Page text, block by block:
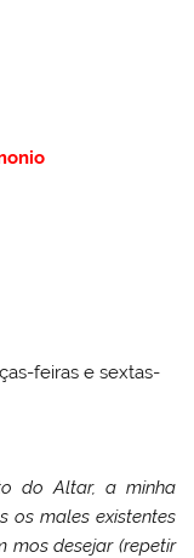
feiras e sextas-
do Altar, a minha
os males existentes
mos desejar (repetir